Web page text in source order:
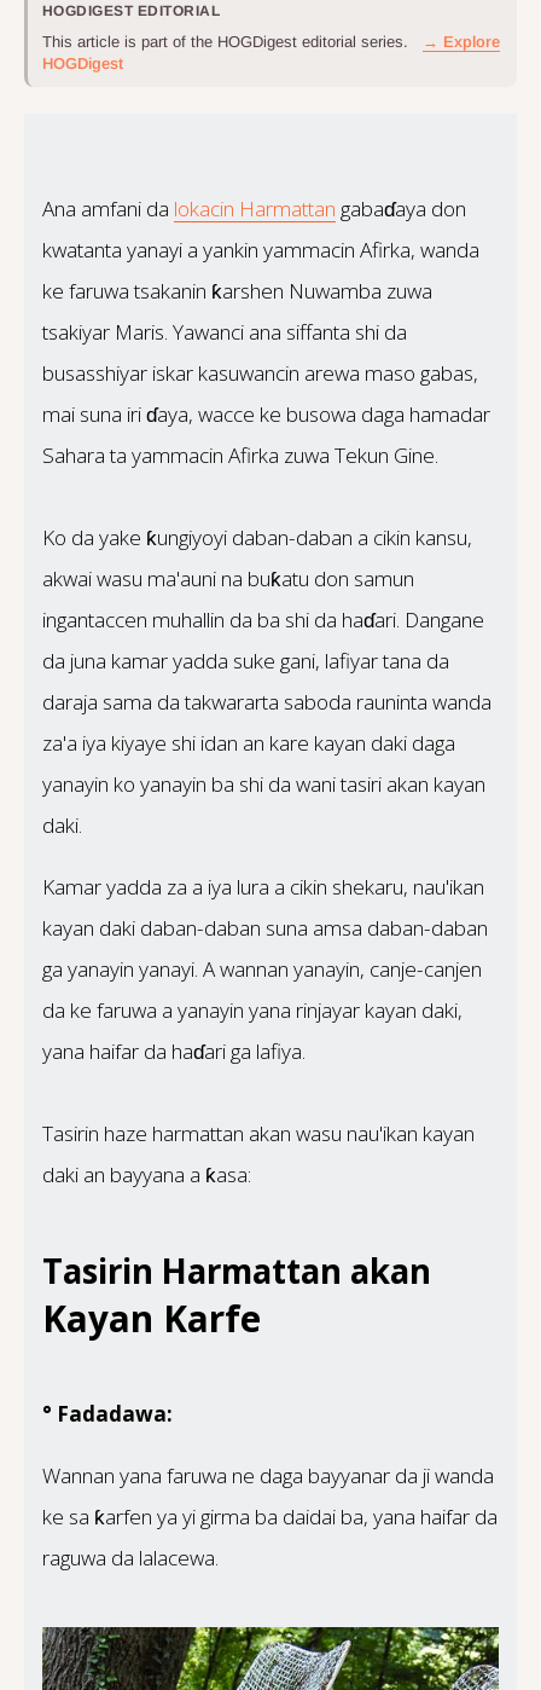
HOGDIGEST EDITORIAL
This article is part of the HOGDigest editorial series.
→ Explore
HOGDigest
Ana amfani da lokacin Harmattan gabaɗaya don
kwatanta yanayi a yankin yammacin Afirka, wanda
ke faruwa tsakanin ƙarshen Nuwamba zuwa
tsakiyar Maris. Yawanci ana siffanta shi da
busasshiyar iskar kasuwancin arewa maso gabas,
mai suna iri ɗaya, wacce ke busowa daga hamadar
Sahara ta yammacin Afirka zuwa Tekun Gine.
Ko da yake ƙungiyoyi daban-daban a cikin kansu,
akwai wasu ma'auni na buƙatu don samun
ingantaccen muhallin da ba shi da haɗari. Dangane
da juna kamar yadda suke gani, lafiyar tana da
daraja sama da takwararta saboda rauninta wanda
za'a iya kiyaye shi idan an kare kayan daki daga
yanayin ko yanayin ba shi da wani tasiri akan kayan
daki.
Kamar yadda za a iya lura a cikin shekaru, nau'ikan
kayan daki daban-daban suna amsa daban-daban
ga yanayin yanayi. A wannan yanayin, canje-canjen
da ke faruwa a yanayin yana rinjayar kayan daki,
yana haifar da haɗari ga lafiya.
Tasirin haze harmattan akan wasu nau'ikan kayan
daki an bayyana a ƙasa:
Tasirin Harmattan akan
Kayan Karfe
° Fadadawa:
Wannan yana faruwa ne daga bayyanar da ji wanda
ke sa ƙarfen ya yi girma ba daidai ba, yana haifar da
raguwa da lalacewa.